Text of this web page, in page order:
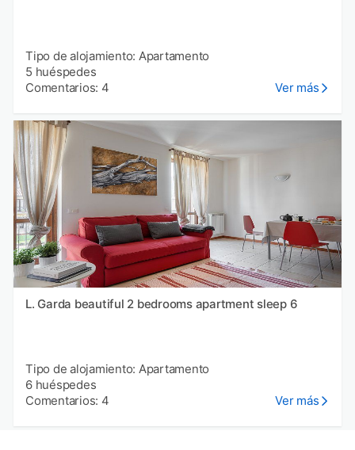
Tipo de alojamiento: Apartamento
5 huéspedes
Comentarios: 4
Ver más
L. Garda beautiful 2 bedrooms apartment sleep 6
Tipo de alojamiento: Apartamento
6 huéspedes
Comentarios: 4
Ver más